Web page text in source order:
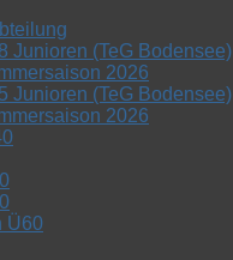
Junioren (TeG Bodensee)
2026
Junioren (TeG Bodensee)
2026
Ü60